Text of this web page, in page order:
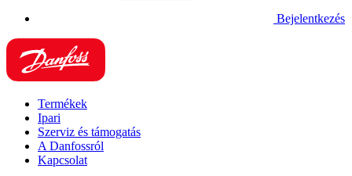
Bejelentkezés
Termékek
Ipari
Szerviz és támogatás
A Danfossról
Kapcsolat